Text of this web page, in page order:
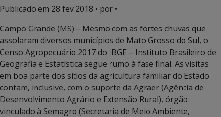
Publicado em 28 fev 2018 • por •
Campo Grande (MS) – Mesmo com as fortes chuvas que
assolaram diversos municípios de Mato Grosso do Sul, o
Censo Agropecuário 2017 do IBGE – Instituto Brasileiro de
Geografia e Estatística segue rumo à fase final. As visitas
em boa parte dos sítios da agricultura familiar do Estado
contam, inclusive, com o suporte da Agraer (Agência de
Desenvolvimento Agrário e Extensão Rural), órgão
vinculado à Semagro (Secretaria de Meio Ambiente,